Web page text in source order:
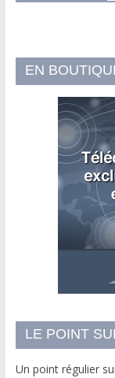
EN
LE POINT
Un point régulier